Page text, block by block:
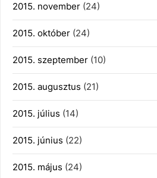
2015. november (24)
2015. október (24)
2015. szeptember (10)
2015. augusztus (21)
2015. július (14)
2015. június (22)
2015. május (24)